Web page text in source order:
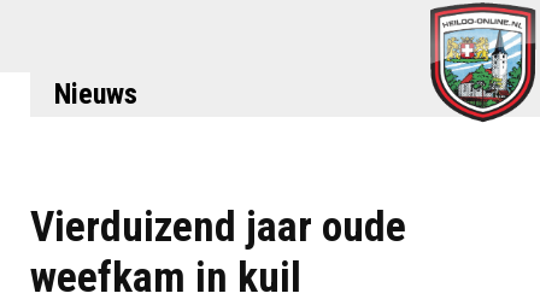
Nieuws
Vierduizend jaar oude
weefkam in kuil